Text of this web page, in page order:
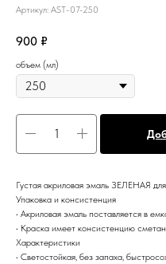
Артикул: AST-07-250
900 ₽
объем (мл)
Густая акриловая эмаль ЗЕЛЕНАЯ
Упаковка и консистенция
• Акриловая эмаль поставляется в
• Краска имеет консистенцию
Характеристики
• Светостойкая, без запаха,